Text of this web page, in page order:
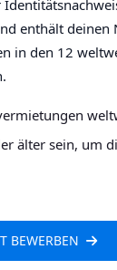
enthält deinen
in den 12
älter sein, um
BEWERBEN